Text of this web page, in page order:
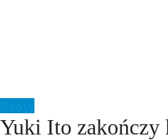
Yuki Ito zakończy